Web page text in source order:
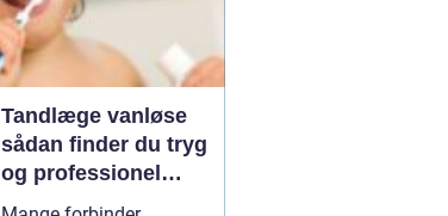
Tandlæge vanløse
sådan finder du tryg
og professionel
tandpleje